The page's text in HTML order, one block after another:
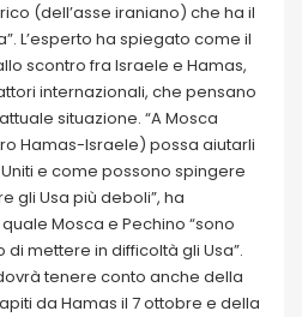
(dell’asse iraniano) che ha il
L’esperto ha spiegato come il
scontro fra Israele e Hamas,
internazionali, che pensano
situazione. “A Mosca
Hamas-Israele) possa aiutarli
e come possono spingere
gli Usa più deboli”, ha
Mosca e Pechino “sono
mettere in difficoltà gli Usa”.
tenere conto anche della
da Hamas il 7 ottobre e della